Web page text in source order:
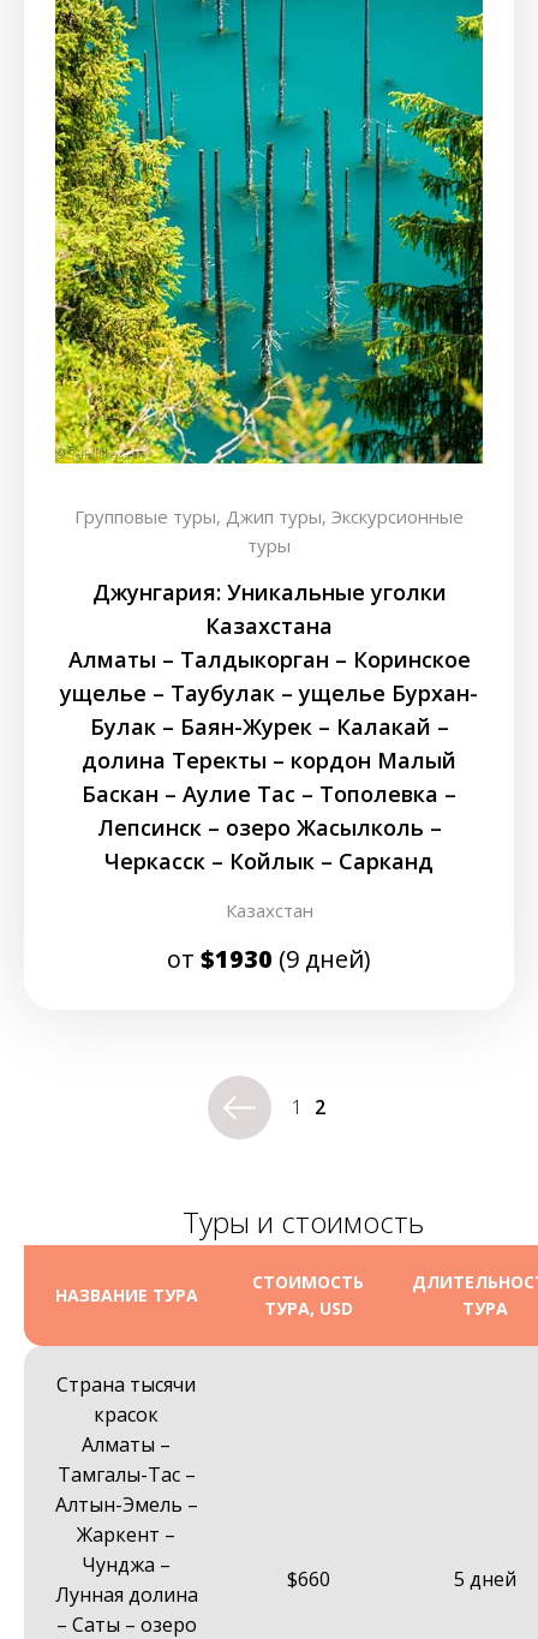
Групповые туры, Джип туры, Экскурсионные
туры
Джунгария: Уникальные уголки
Казахстана
Алматы – Талдыкорган – Коринское
ущелье – Таубулак – ущелье Бурхан-
Булак – Баян-Журек – Калакай –
долина Теректы – кордон Малый
Баскан – Аулие Тас – Тополевка –
Лепсинск – озеро Жасылколь –
Черкасск – Койлык – Сарканд
Казахстан
от $1930 (9 дней)
1 2
Туры и стоимость
НАЗВАНИЕ ТУРА
СТОИМОСТЬ
ТУРА, USD
ТУРА
Страна тысячи
красок
Алматы –
Тамгалы-Таc –
Алтын-Эмель –
Жаркент –
Чунджа –
Лунная долина
– Саты – озеро
$660 5 дней